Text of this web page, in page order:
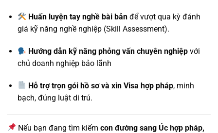
Huấn luyện tay nghề bài bản để vượt qua kỳ đánh
giá kỹ năng nghề nghiệp (Skill Assessment).
Hướng dẫn kỹ năng phỏng vấn chuyên nghiệp với
chủ doanh nghiệp bảo lãnh
Hỗ trợ trọn gói hồ sơ và xin Visa hợp pháp, minh
bạch, đúng luật di trú.
Nếu bạn đang tìm kiếmcon đường sang Úc hợp pháp,